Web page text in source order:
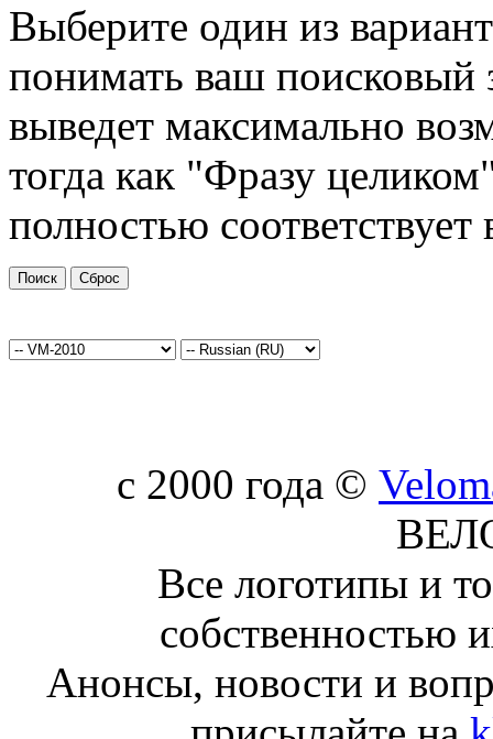
Выберите один из
понимать ваш поисковый
выведет максимально
тогда как "Фразу
полностью
c 2000 года ©
Все логотипы и
собственностью
Анонсы, новости и